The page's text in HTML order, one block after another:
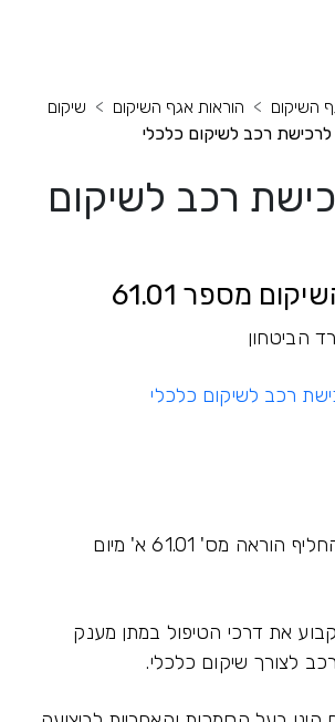
השיקום הוראות אגף השיקום
שיקום
לרכישת רכב לשיקום כלכלי
רכב לשיקום
מספר 61.01
הביטחון
רכב לשיקום כלכלי
1. הוראה זו באה להחליף הוראה מס' 61.01 א' מיום
את דרכי הטיפול במתן מענק
לצורך שיקום כלכלי.